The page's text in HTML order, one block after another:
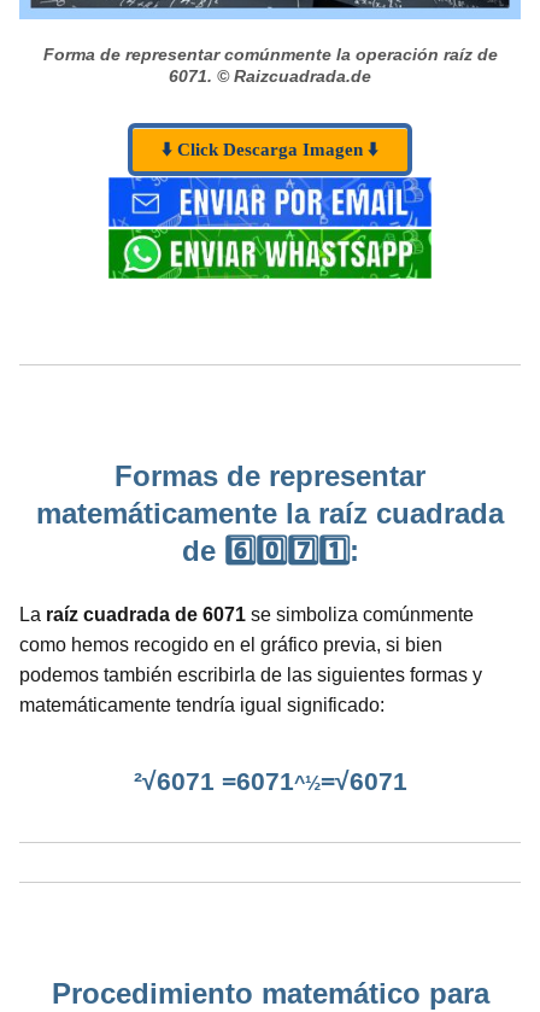
Forma de representar comúnmente la operación raíz de
6071. © Raizcuadrada.de
⬇️ Click Descarga Imagen ⬇️
Formas de representar
matemáticamente la raíz cuadrada
de 6️⃣0️⃣7️⃣1️⃣:
La raíz cuadrada de 6071 se simboliza comúnmente
como hemos recogido en el gráfico previa, si bien
podemos también escribirla de las siguientes formas y
matemáticamente tendría igual significado:
²√6071 =6071^½=√6071
Procedimiento matemático para